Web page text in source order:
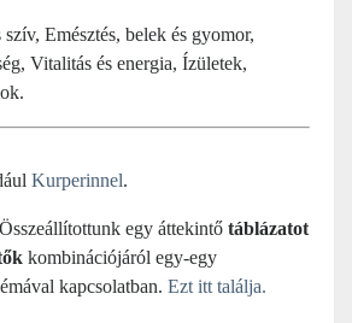
Emésztés, belek és gyomor,
Vitalitás és energia, Ízületek,
Kurperinnel.
egy áttekintő táblázatot
kombinációjáról egy-egy
kapcsolatban. Ezt itt találja.